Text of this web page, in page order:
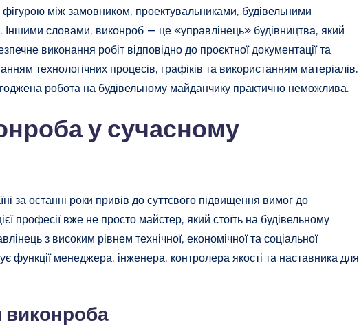
фігурою між замовником, проектувальниками, будівельними
Іншими словами, виконроб — це «управлінець» будівництва, який
виконання робіт відповідно до проєктної документації та
технологічних процесів, графіків та використанням матеріалів.
робота на будівельному майданчику практично неможлива.
у сучасному
за останні роки привів до суттєвого підвищення вимог до
професії вже не просто майстер, який стоїть на будівельному
з високим рівнем технічної, економічної та соціальної
функції менеджера, інженера, контролера якості та наставника для
виконроба